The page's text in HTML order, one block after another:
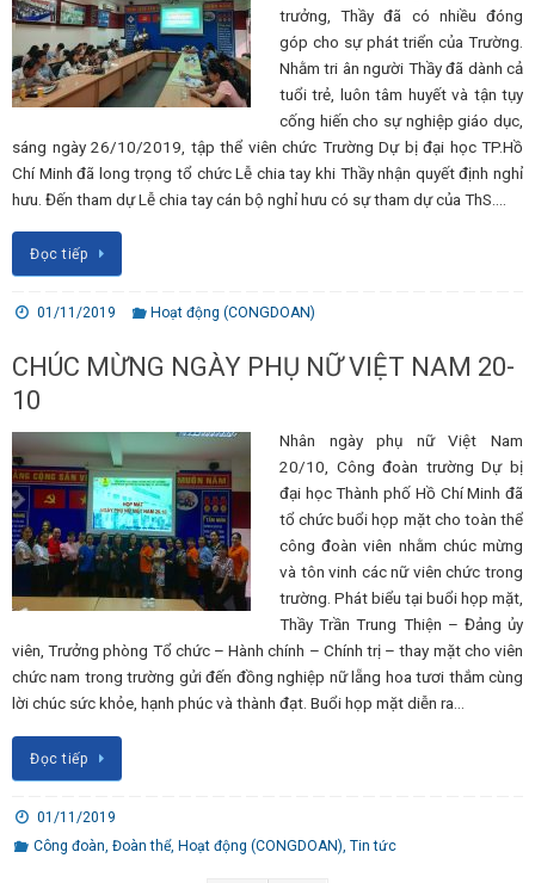
trưởng, Thầy đã có nhiều đóng
góp cho sự phát triển của Trường.
Nhằm tri ân người Thầy đã dành cả
tuổi trẻ, luôn tâm huyết và tận tụy
cống hiến cho sự nghiệp giáo dục,
sáng ngày 26/10/2019, tập thể viên chức Trường Dự bị đại học TP.Hồ
Chí Minh đã long trọng tổ chức Lễ chia tay khi Thầy nhận quyết định nghỉ
hưu. Đến tham dự Lễ chia tay cán bộ nghỉ hưu có sự tham dự của ThS.…
Đọc tiếp
01/11/2019 Hoạt động (CONGDOAN)
CHÚC MỪNG NGÀY PHỤ NỮ VIỆT NAM 20-
10
Nhân ngày phụ nữ Việt Nam
20/10, Công đoàn trường Dự bị
đại học Thành phố Hồ Chí Minh đã
tổ chức buổi họp mặt cho toàn thể
công đoàn viên nhằm chúc mừng
và tôn vinh các nữ viên chức trong
trường. Phát biểu tại buổi họp mặt,
Thầy Trần Trung Thiện – Đảng ủy
viên, Trưởng phòng Tổ chức – Hành chính – Chính trị – thay mặt cho viên
chức nam trong trường gửi đến đồng nghiệp nữ lẵng hoa tươi thắm cùng
lời chúc sức khỏe, hạnh phúc và thành đạt. Buổi họp mặt diễn ra…
Đọc tiếp
01/11/2019
Công đoàn Đoàn thể, Hoạt động (CONGDOAN) Tin tức